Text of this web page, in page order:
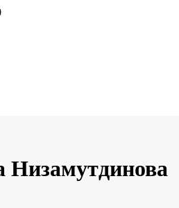
Низамутдинова